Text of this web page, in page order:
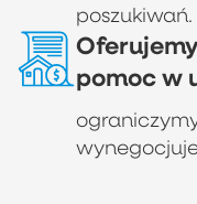
poszukiwań.
pomoc w